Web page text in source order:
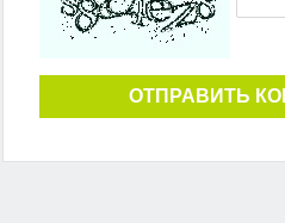
ОТПРАВИТЬ